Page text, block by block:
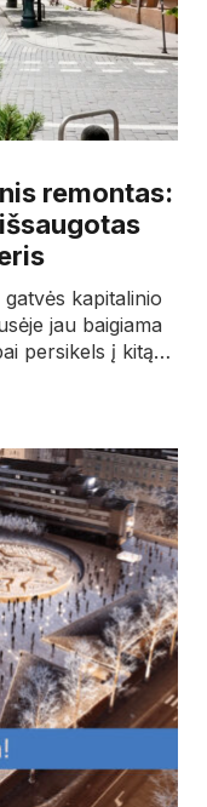
remontas:
kapitalinio
jau baigiama
persikels į kitą…